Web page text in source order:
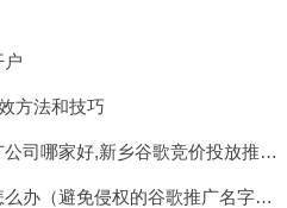
户
方法和技巧
司哪家好,新乡谷歌竞价投放推广
办（避免侵权的谷歌推广名字选